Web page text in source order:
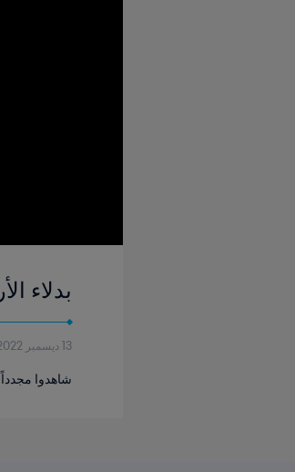
بدلاء
13 ديسمبر 2022
شاهدوا